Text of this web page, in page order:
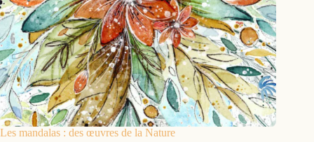
Les mandalas : des œuvres de la Nature